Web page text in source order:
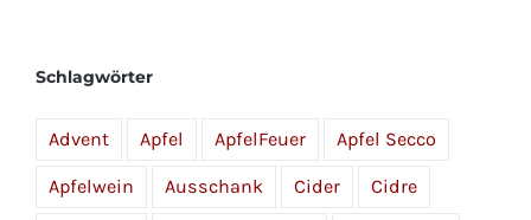
Schlagwörter
Advent Apfel ApfelFeuer Apfel Secco
Apfelwein Ausschank Cider Cidre